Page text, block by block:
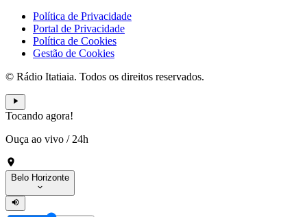
Política de Privacidade
Portal de Privacidade
Política de Cookies
Gestão de Cookies
© Rádio Itatiaia. Todos os direitos reservados.
Tocando agora!
Ouça ao vivo / 24h
Belo Horizonte